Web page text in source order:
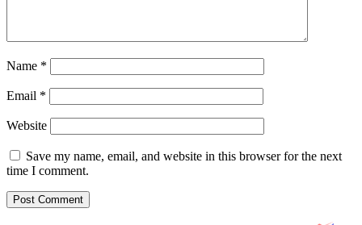
Name *
Email *
Website
Save my name, email, and website in this browser for the next
time I comment.